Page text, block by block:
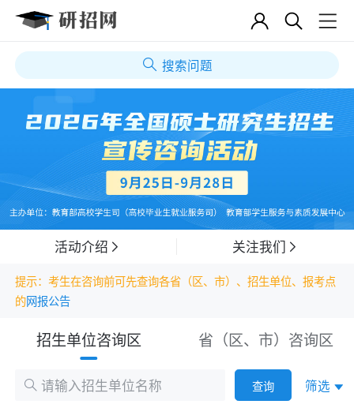
搜索问题
活动介绍 关注我们
提示：考生在咨询前可先查询各省（区、市）、招生单位、报考点
的网报公告
招生单位咨询区 省（区、市）咨询区
查询 筛选